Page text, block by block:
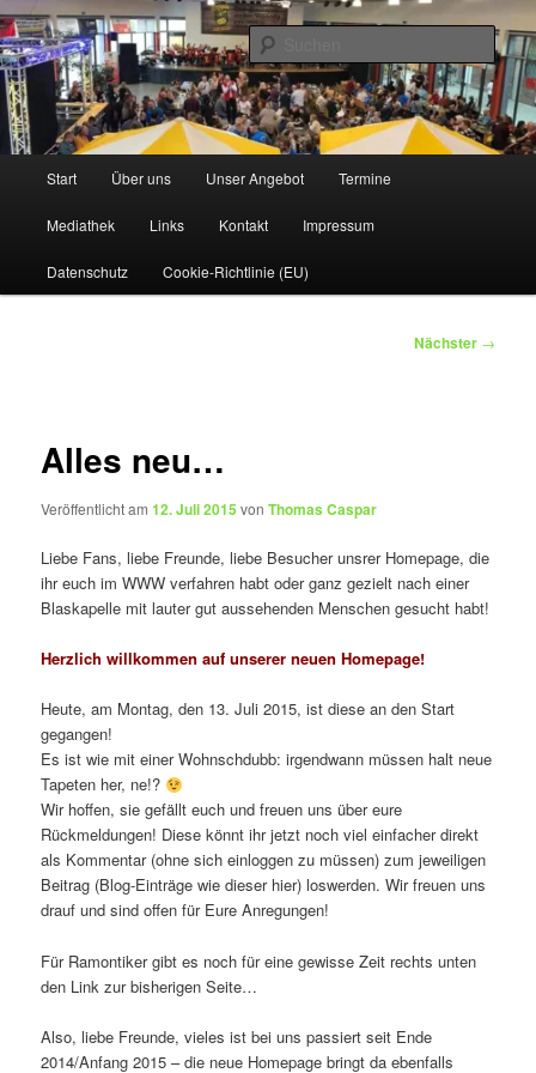
Zum
primären
Inhalt
springen1. Original Wallenröder Dicke Backe
Kapell'
www.owdbk.de
Start Über uns Unser Angebot Termine
Mediathek Links Kontakt Impressum
Datenschutz Cookie-Richtlinie (EU)
Nächster →
Alles neu…
Veröffentlicht am12. Juli 2015 vonThomas Caspar
Liebe Fans, liebe Freunde, liebe Besucher unsrer Homepage, die
ihr euch im WWW verfahren habt oder ganz gezielt nach einer
Blaskapelle mit lauter gut aussehenden Menschen gesucht habt!
Herzlich willkommen auf unserer neuen Homepage!
Heute, am Montag, den 13. Juli 2015, ist diese an den Start
gegangen!
Es ist wie mit einer Wohnschdubb: irgendwann müssen halt neue
Tapeten her, ne!?
Wir hoffen, sie gefällt euch und freuen uns über eure
Rückmeldungen! Diese könnt ihr jetzt noch viel einfacher direkt
als Kommentar (ohne sich einloggen zu müssen) zum jeweiligen
Beitrag (Blog-Einträge wie dieser hier) loswerden. Wir freuen uns
drauf und sind offen für Eure Anregungen!
Für Ramontiker gibt es noch für eine gewisse Zeit rechts unten
den Link zur bisherigen Seite…
Also, liebe Freunde, vieles ist bei uns passiert seit Ende
2014/Anfang 2015 – die neue Homepage bringt da ebenfalls